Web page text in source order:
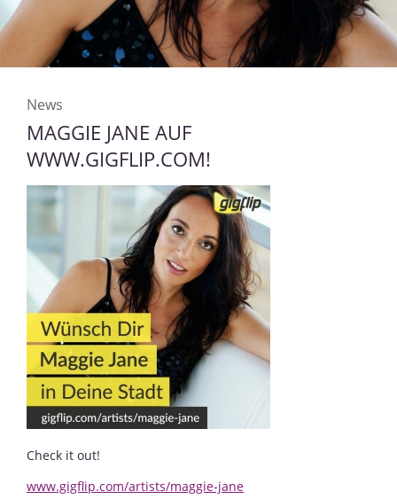
News
MAGGIE JANE AUF
WWW.GIGFLIP.COM!
Check it out!
www.gigflip.com/artists/maggie-jane